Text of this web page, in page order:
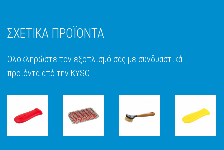
ΣΧΕΤΙΚΑ ΠΡΟΪΟΝΤΑ
Ολοκληρώστε τον εξοπλισμό σας με συνδυαστικά
προϊόντα από την KYSO